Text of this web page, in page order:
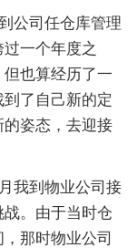
公司任仓库管理
一个年度之
也算经历了一
了自己新的定
姿态，去迎接
我到物业公司接
。由于当时仓
那时物业公司